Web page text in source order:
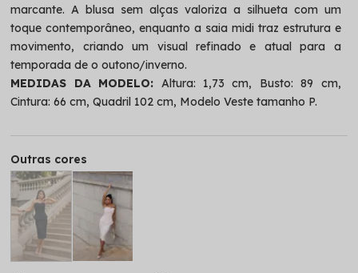
marcante. A blusa sem alças valoriza a silhueta com um
toque contemporâneo, enquanto a saia midi traz estrutura e
movimento, criando um visual refinado e atual para a
temporada de o outono/inverno.
MEDIDAS DA MODELO: Altura: 1,73 cm, Busto: 89 cm,
Cintura: 66 cm, Quadril 102 cm, Modelo Veste tamanho P.
Outras cores